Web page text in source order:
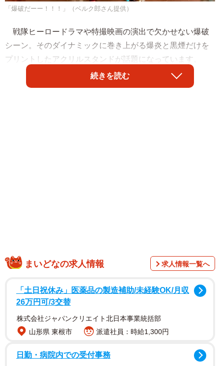
「爆破だーー！！！」（ベルク郎さん提供）
戦隊ヒーロードラマや特撮映画の演出で欠かせない爆破
シーン。そのダイナミックに巻き上がる爆炎と黒煙だけを
プリントしたアクリルスタンドが話題になっています。
オンラインショップ「bellkuroストア」が作った「特撮爆
続きを読む
まいどなの求人情報 求人情報一覧へ
「土日祝休み」医薬品の製造補助/未経験OK/月収
26万円可/3交替
株式会社ジャパンクリエイト北日本事業統括部
山形県 東根市
派遣社員：時給1,300円
日勤・病院内での受付事務